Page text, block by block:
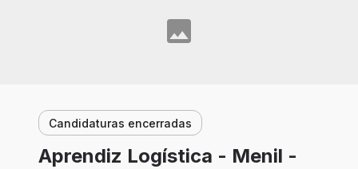
Candidaturas encerradas
Aprendiz Logística - Menil -